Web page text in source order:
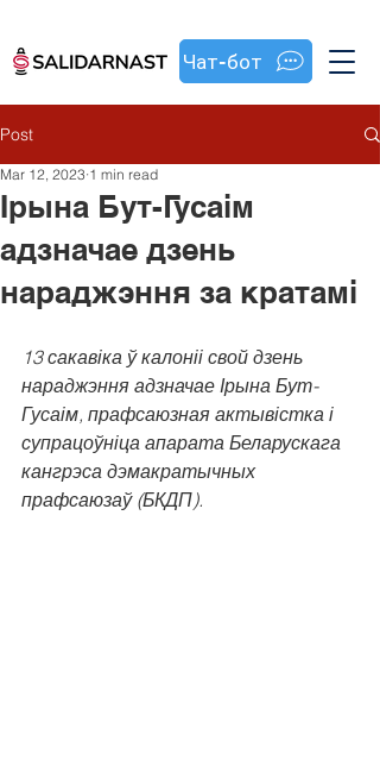
Чат-бот
Post
Ірына Бут-Гусаім
адзначае дзень
нараджэння за кратамі
Mar 12, 2023 1 min read
13 сакавіка ў калоніі свой дзень
нараджэння адзначае Ірына Бут-
Гусаім, прафсаюзная актывістка і
супрацоўніца апарата Беларускага
кангрэса дэмакратычных
прафсаюзаў (БКДП).